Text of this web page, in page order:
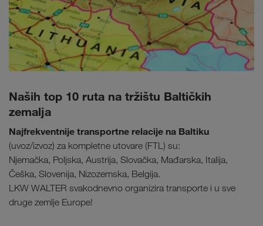
Naših top 10 ruta na tržištu Baltičkih
zemalja
Najfrekventnije transportne relacije na Baltiku
(uvoz/izvoz) za kompletne utovare (FTL) su:
Njemačka, Poljska, Austrija, Slovačka, Mađarska, Italija,
Češka, Slovenija, Nizozemska, Belgija.
LKW WALTER svakodnevno organizira transporte i u sve
druge zemlje Europe!